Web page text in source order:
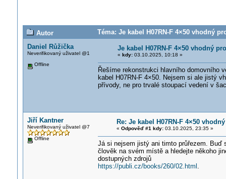
Autor
Téma: Je kabel H07RN-F 4×50 vhodný
Daniel Růžička
Neverifikovaný uživatel @1
Offline
Je kabel H07RN-F 4×50 vhodný
« kdy:03.10.2025, 10:18 »
Řešíme rekonstrukci hlavního domovního
kabel H07RN-F 4×50. Nejsem si ale jistý
přívody, ne pro trvalé stoupací vedení v
Jiří Kantner
Neverifikovaný uživatel @7
Offline
Re: Je kabel H07RN-F 4×50
« Odpověď #1 kdy:03.10.2025, 23:35 »
Já si nejsem jistý ani timto průřezem. Buď
člověk na svém místě a hledejte někoho
dostupných zdrojů
https://publi.cz/books/260/02.html .